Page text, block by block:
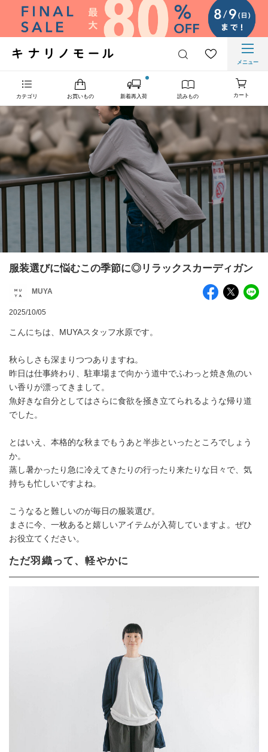
メニュー
カテゴリ お買いもの 新着再入荷 読みもの カート
服装選びに悩むこの季節に◎リラックスカーディガン
MUYA
2025/10/05
こんにちは、MUYAスタッフ水原です。
秋らしさも深まりつつありますね。
昨日は仕事終わり、駐車場まで向かう道中でふわっと焼き魚のい
い香りが漂ってきまして。
魚好きな自分としてはさらに食欲を掻き立てられるような帰り道
でした。
とはいえ、本格的な秋までもうあと半歩といったところでしょう
か。
蒸し暑かったり急に冷えてきたりの行ったり来たりな日々で、気
持ちも忙しいですよね。
こうなると難しいのが毎日の服装選び。
まさに今、一枚あると嬉しいアイテムが入荷していますよ。ぜひ
お役立てください。
ただ羽織って、軽やかに